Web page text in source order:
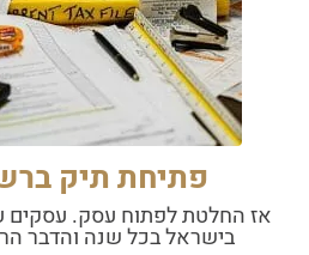
פתיחת תיק
אז החלטת לפתוח עסק. עסקים
בישראל בכל שנה והדבר